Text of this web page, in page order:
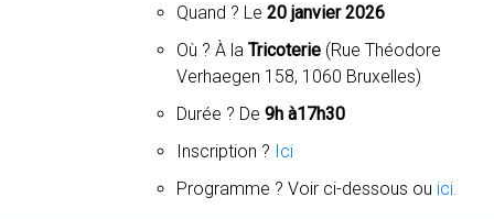
Quand ? Le 20 janvier 2026
Où ? À la Tricoterie (Rue Théodore
Verhaegen 158, 1060 Bruxelles)
Durée ? De 9h à17h30
Inscription ? Ici
Programme ? Voir ci-dessous ou ici.